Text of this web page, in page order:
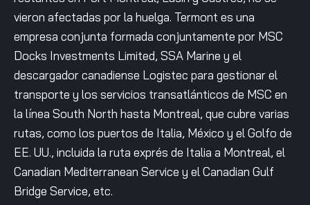
vieron afectadas por la huelga. Termont es una
empresa conjunta formada conjuntamente por MSC
Docks Investments Limited, SSA Marine y el
descargador canadiense Logistec para gestionar el
transporte y los servicios transatlánticos de MSC en
la línea South North hasta Montreal, que cubre varias
rutas, como los puertos de Italia, México y el Golfo de
EE. UU., incluida la ruta exprés de Italia a Montreal, el
Canadian Mediterranean Service y el Canadian Gulf
Bridge Service, etc.